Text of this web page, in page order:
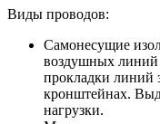
Виды проводов:
Самонесущие
воздушных линий
прокладки линий
кронштейнах.
нагрузки.